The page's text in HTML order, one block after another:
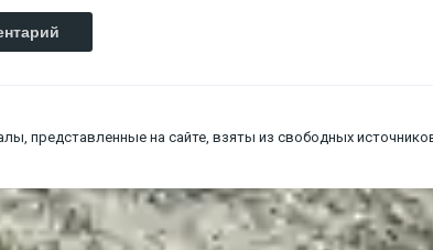
представленные на сайте, взяты из свободных